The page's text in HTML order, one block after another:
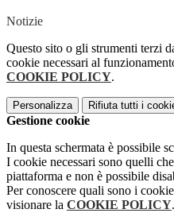
Notizie
Questo sito o gli strumenti terzi
cookie necessari al
COOKIE POLICY.
Personalizza Rifiuta tutti i
Gestione cookie
In questa schermata è possibile
I cookie necessari sono quelli
piattaforma e non è possibile
Per conoscere quali sono i
visionare la COOKIE POLICY.